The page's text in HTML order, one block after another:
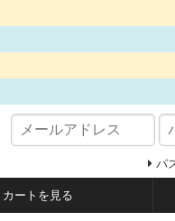
パ
カートを見る